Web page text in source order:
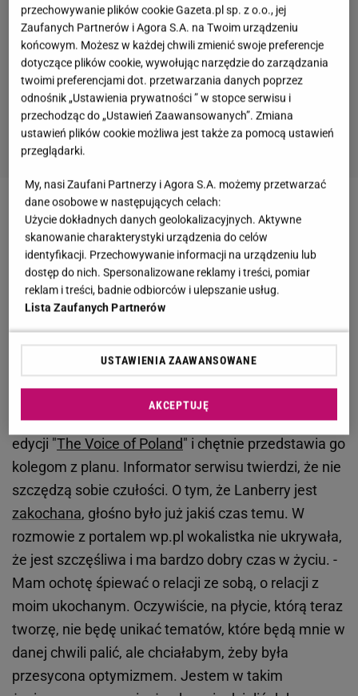
Zobacz wideoLanberry o tym, dlaczego niektórzy
przepadają po "The Voice of Poland"
Lanberry jest zakochana. Ukochanego zna od lat.
Poznali się na planie "The Voice of Poland"
Choć Lanberry i Ernest Staniaszek nie pokazują się
razem publicznie, to mają nie kryć się z własnymi
uczuciami. Jak donosi portal Plejada, artystka
zabiera ukochanego na nagrania najnowszej
edycji "The Voice of Poland" i chętnie przedstawia go
kolegom z planu. Informator serwisu twierdzi, że nie
szczędzą sobie czułości. O tym, że Lanberry jest
zakochana, głośno było już jakiś czas temu. W
rozmowie z portalem wp.pl wokalistka nie ukrywała,
że jest szczęśliwa i ma bardzo dobry czas w życiu. -
Mam ochotę śpiewać o relacji ze sobą, o relacji z
moim ukochanym. Oczywiście, na płycie, którą teraz
tworzę, nie będę unikać tematów, które będą mnie w
danej chwili palić, ale chciałabym, żeby była
przesycona optymizmem. Jestem w takim
przechowywanie plików cookie Gazeta.pl sp. z o.o., jej
Zaufanych Partnerów i Agora S.A. na Twoim urządzeniu
końcowym. Możesz w każdej chwili zmienić swoje preferencje
dotyczące plików cookie, wywołując narzędzie do zarządzania
twoimi preferencjami dot. przetwarzania danych poprzez
odnośnik „Ustawienia prywatności ” w stopce serwisu i
przechodząc do „Ustawień Zaawansowanych”. Zmiana
ustawień plików cookie możliwa jest także za pomocą ustawień
przeglądarki.
My, nasi Zaufani Partnerzy i Agora S.A. możemy przetwarzać
dane osobowe w następujących celach:
Użycie dokładnych danych geolokalizacyjnych. Aktywne
skanowanie charakterystyki urządzenia do celów
identyfikacji. Przechowywanie informacji na urządzeniu lub
dostęp do nich. Spersonalizowane reklamy i treści, pomiar
reklam i treści, badnie odbiorców i ulepszanie usług.
Lista Zaufanych Partnerów
USTAWIENIA ZAAWANSOWANE
AKCEPTUJĘ